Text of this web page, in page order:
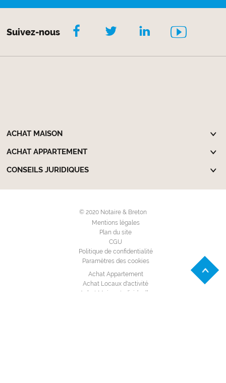
Suivez-nous
ACHAT MAISON
ACHAT APPARTEMENT
CONSEILS JURIDIQUES
© 2020 Notaire & Breton
Mentions légales
Plan du site
CGU
Politique de confidentialité
Paramètres des cookies
Achat Appartement
Achat Locaux d'activité
Achat Maison Individuelle